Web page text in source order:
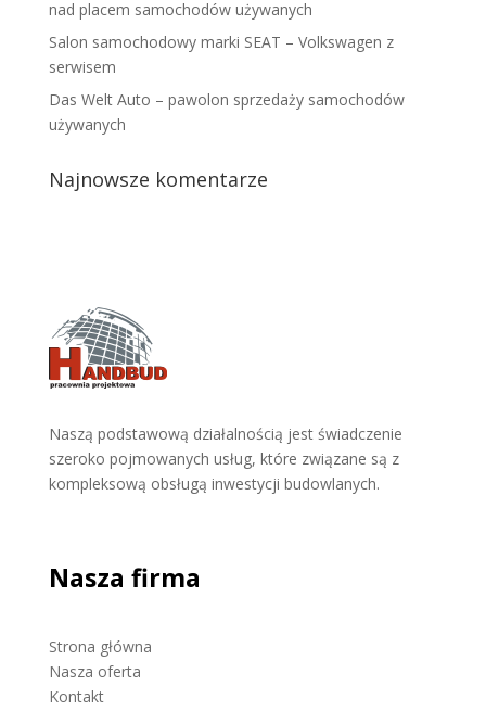
nad placem samochodów używanych
Salon samochodowy marki SEAT – Volkswagen z
serwisem
Das Welt Auto – pawolon sprzedaży samochodów
używanych
Najnowsze komentarze
Naszą podstawową działalnością jest świadczenie
szeroko pojmowanych usług, które związane są z
kompleksową obsługą inwestycji budowlanych.
Nasza firma
Strona główna
Nasza oferta
Kontakt